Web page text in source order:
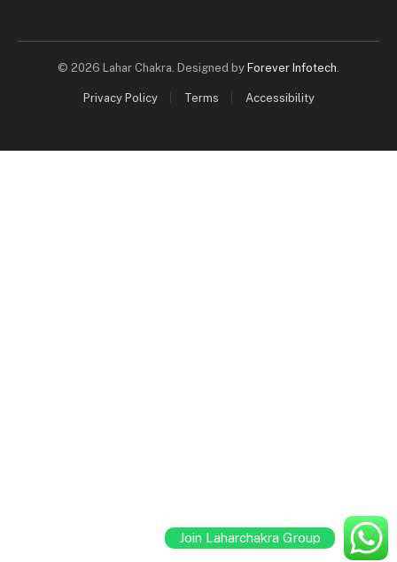
© 2026 Lahar Chakra. Designed by Forever Infotech
Privacy Policy Terms Accessibility
Join Laharchakra Group